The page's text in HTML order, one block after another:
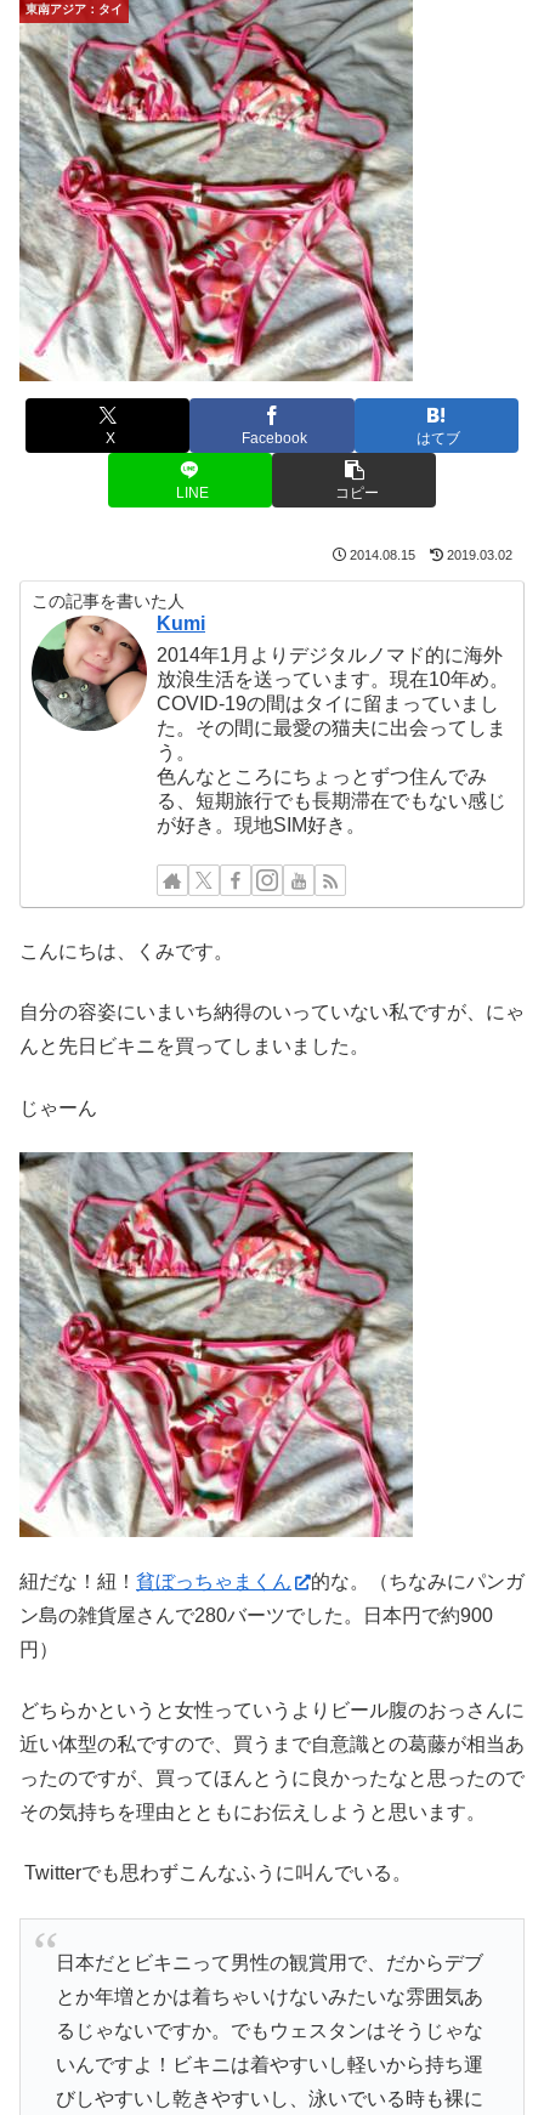
東南アジア：タイ
X Facebook はてブ
LINE コピー
2014.08.15 2019.03.02
この記事を書いた人
Kumi
2014年1月よりデジタルノマド的に海外
放浪生活を送っています。現在10年め。
COVID-19の間はタイに留まっていまし
た。その間に最愛の猫夫に出会ってしま
う。
色んなところにちょっとずつ住んでみ
る、短期旅行でも長期滞在でもない感じ
が好き。現地SIM好き。
こんにちは、くみです。
自分の容姿にいまいち納得のいっていない私ですが、にゃ
んと先日ビキニを買ってしまいました。
じゃーん
紐だな！紐！ 貧ぼっちゃまくん
的な。（ちなみにパンガ
ン島の雑貨屋さんで280バーツでした。日本円で約900
円）
どちらかというと女性っていうよりビール腹のおっさんに
近い体型の私ですので、買うまで自意識との葛藤が相当あ
ったのですが、買ってほんとうに良かったなと思ったので
その気持ちを理由とともにお伝えしようと思います。
Twitterでも思わずこんなふうに叫んでいる。
日本だとビキニって男性の観賞用で、だからデブ
とか年増とかは着ちゃいけないみたいな雰囲気あ
るじゃないですか。でもウェスタンはそうじゃな
いんですよ！ビキニは着やすいし軽いから持ち運
びしやすいし乾きやすいし、泳いでいる時も裸に